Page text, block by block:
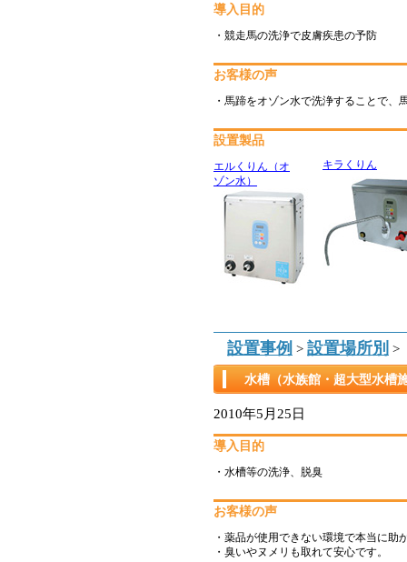
導入目的
・競走馬の洗浄で皮膚疾患の予防
お客様の声
・馬蹄をオゾン水で洗浄することで、
設置製品
エルくりん（オ
ゾン水）
キラくりん
設置事例 > 設置場所別 >
水槽（水族館・超大型水槽
2010年5月25日
導入目的
・水槽等の洗浄、脱臭
お客様の声
・薬品が使用できない環境で本当に助
・臭いやヌメリも取れて安心です。